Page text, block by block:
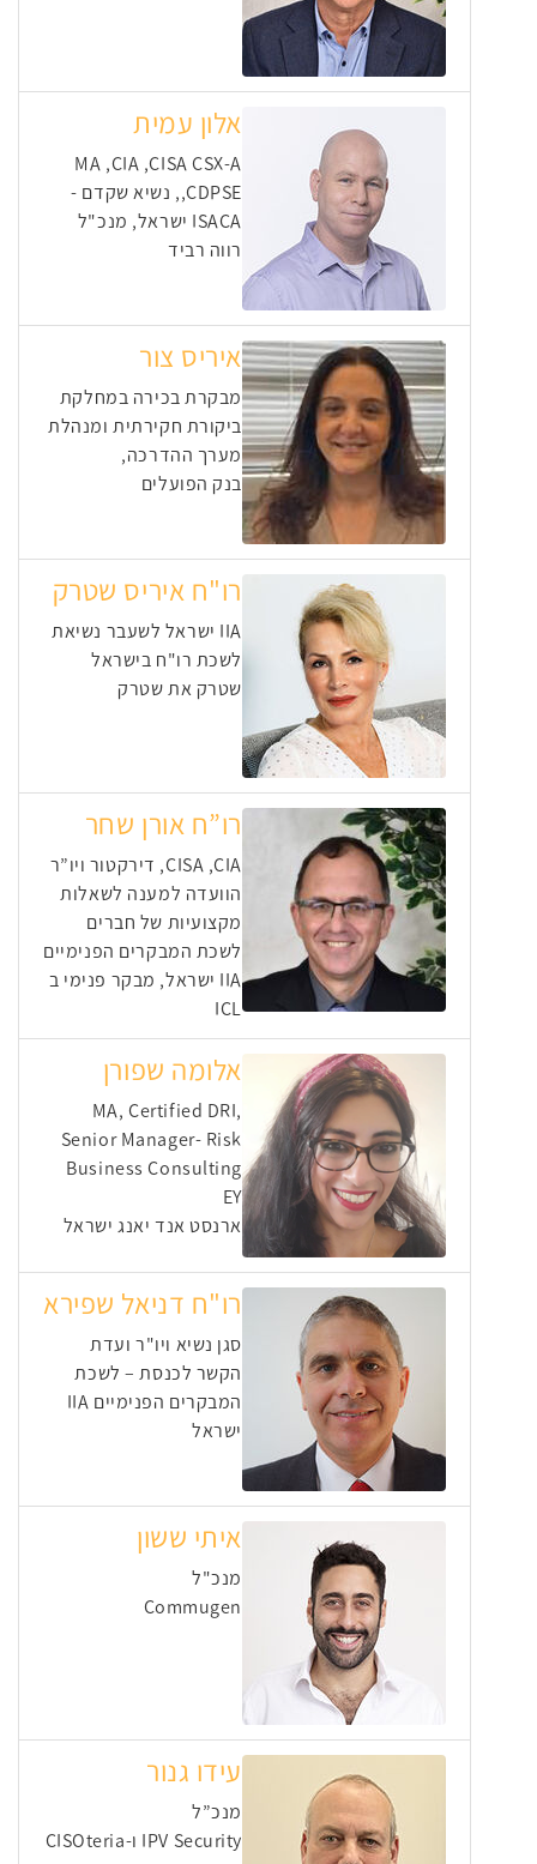
אלון עמית
MA ,CIA ,CISA CSX-A
,CDPSE, נשיא שקדם -
ISACA ישראל, מנכ"ל
רווה רביד
איריס צור
מבקרת בכירה במחלקת
ביקורת חקירתית ומנהלת
מערך ההדרכה,
בנק הפועלים
רו"ח איריס שטרק
IIA ישראל לשעבר נשיאת
לשכת רו"ח בישראל
שטרק את שטרק
רו”ח אורן שחר
CISA ,CIA, דירקטור ויו”ר
הוועדה למענה לשאלות
מקצועיות של חברים
לשכת המבקרים הפנימיים
IIA ישראל, מבקר פנימי ב
ICL
אלומה שפורן
MA, Certified DRI,
Senior Manager- Risk
Business Consulting
EY
ארנסט אנד יאנג ישראל
רו"ח דניאל שפירא
סגן נשיא ויו"ר ועדת
הקשר לכנסת – לשכת
המבקרים הפנימיים IIA
ישראל
איתי ששון
מנכ"ל
Commugen
עידו גנור
מנכ”ל
IPV Security ו-CISOteria